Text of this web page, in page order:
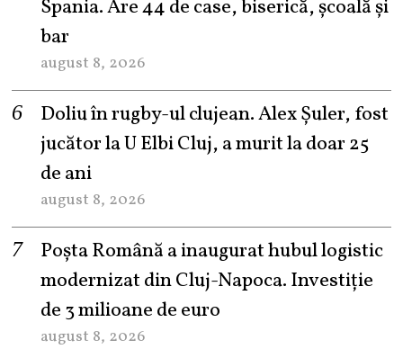
Spania. Are 44 de case, biserică, școală și
bar
august 8, 2026
Doliu în rugby-ul clujean. Alex Șuler, fost
jucător la U Elbi Cluj, a murit la doar 25
de ani
august 8, 2026
Poșta Română a inaugurat hubul logistic
modernizat din Cluj-Napoca. Investiție
de 3 milioane de euro
august 8, 2026